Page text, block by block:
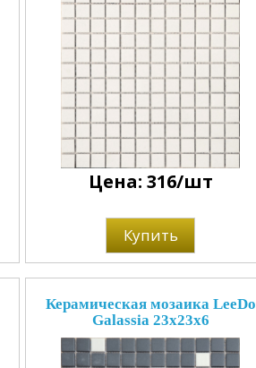
Цена: 316/шт
Купить
Керамическая мозаика LeeDo
Galassia 23x23x6